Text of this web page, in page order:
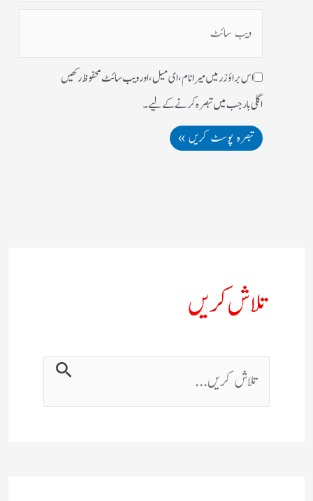
اس براؤزر میں میرا نام، ای میل، اور ویب سائٹ محفوظ رکھیں
اگلی بار جب میں تبصرہ کرنے کےلیے۔
تلاش کریں